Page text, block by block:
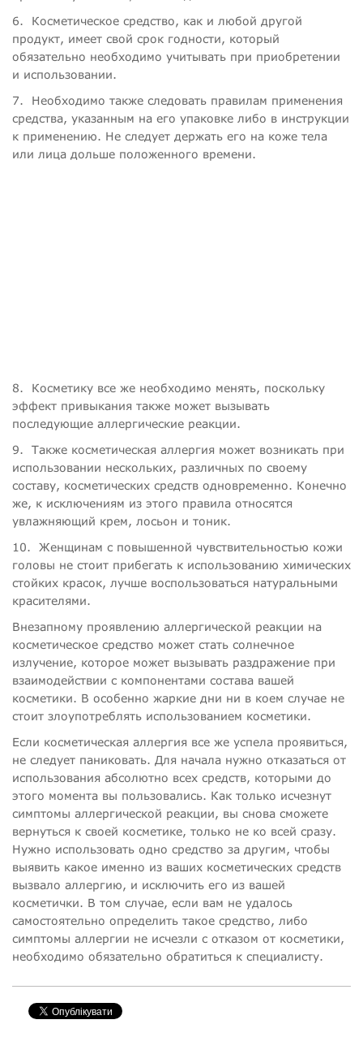
6.
Косметическое средство, как и любой другой
продукт, имеет свой срок годности, который
обязательно необходимо учитывать при приобретении
и использовании.
7.
Необходимо также следовать правилам применения
средства, указанным на его упаковке либо в инструкции
к применению. Не следует держать его на коже тела
или лица дольше положенного времени.
8.
Косметику все же необходимо менять, поскольку
эффект привыкания также может вызывать
последующие аллергические реакции.
9.
Также косметическая аллергия может возникать при
использовании нескольких, различных по своему
составу, косметических средств одновременно. Конечно
же, к исключениям из этого правила относятся
увлажняющий крем, лосьон и тоник.
10.
Женщинам с повышенной чувствительностью кожи
головы не стоит прибегать к использованию химических
стойких красок, лучше воспользоваться натуральными
красителями.
Внезапному проявлению аллергической реакции на
косметическое средство может стать солнечное
излучение, которое может вызывать раздражение при
взаимодействии с компонентами состава вашей
косметики. В особенно жаркие дни ни в коем случае не
стоит злоупотреблять использованием косметики.
Если косметическая аллергия все же успела проявиться,
не следует паниковать. Для начала нужно отказаться от
использования абсолютно всех средств, которыми до
этого момента вы пользовались. Как только исчезнут
симптомы аллергической реакции, вы снова сможете
вернуться к своей косметике, только не ко всей сразу.
Нужно использовать одно средство за другим, чтобы
выявить какое именно из ваших косметических средств
вызвало аллергию, и исключить его из вашей
косметички. В том случае, если вам не удалось
самостоятельно определить такое средство, либо
симптомы аллергии не исчезли с отказом от косметики,
необходимо обязательно обратиться к специалисту.